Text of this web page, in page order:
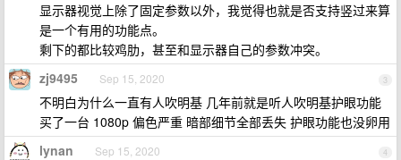
显示器视觉上除了固定参数以外，我觉得也就是否支持竖过来算
是一个有用的功能点。
剩下的都比较鸡肋，甚至和显示器自己的参数冲突。
3
zj9495 Sep 15, 2020
不明白为什么一直有人吹明基 几年前就是听人吹明基护眼功能
买了一台 1080p 偏色严重 暗部细节全部丢失 护眼功能也没卵用
4
lynan Sep 15, 2020